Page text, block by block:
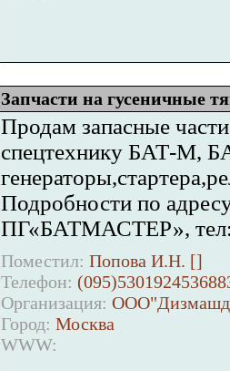
Запчасти на гусеничные
Продам запасные
спецтехнику БАТ-М,
Подробности по
ПГ«БАТМАСТЕР»,
Поместил: Попова И.Н. []
Телефон:
Организация:
Город: Москва
WWW: